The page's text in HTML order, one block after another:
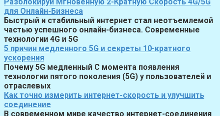
для Онлайн-Бизнеса
Быстрый и стабильный интернет стал неотъемлемой
частью успешного онлайн-бизнеса. Современные
технологии 4G и 5G
5 причин медленного 5G и секреты 10-кратного
ускорения
Почему 5G медленный С момента появления
технологии пятого поколения (5G) у пользователей и
отраслевых
Как точно измерить интернет-скорость и улучшить
соединение
В современном мире качество интернет-соединения